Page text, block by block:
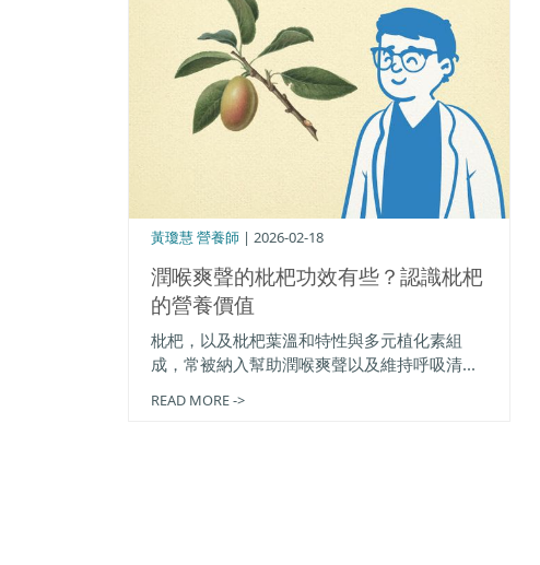
潤喉爽聲的枇杷功效有些？認識枇杷
的營養價值
黃瓊慧 營養師 | 2026-02-18
枇杷，以及枇杷葉溫和特性與多元植化素組
成，常被納入幫助潤喉爽聲以及維持呼吸清...
READ MORE ->